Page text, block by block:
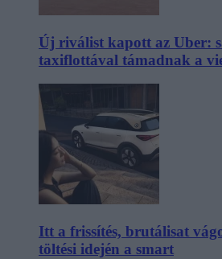
Új riválist kapott az Uber:
taxiflottával támadnak a
Itt a frissítés, brutálisat
töltési idején a smart